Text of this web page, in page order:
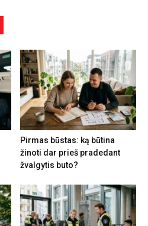
Pirmas būstas: ką būtina
žinoti dar prieš pradedant
žvalgytis buto?